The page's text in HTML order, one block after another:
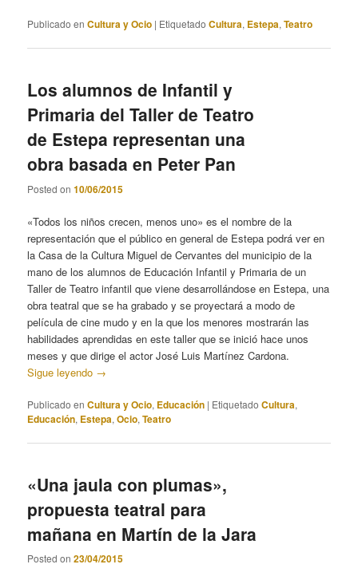
Publicado en Cultura y Ocio | Etiquetado Cultura, Estepa,Teatro
Los alumnos de Infantil y
Primaria del Taller de Teatro
de Estepa representan una
obra basada en Peter Pan
Posted on10/06/2015
«Todos los niños crecen, menos uno» es el nombre de la
representación que el público en general de Estepa podrá ver en
la Casa de la Cultura Miguel de Cervantes del municipio de la
mano de los alumnos de Educación Infantil y Primaria de un
Taller de Teatro infantil que viene desarrollándose en Estepa, una
obra teatral que se ha grabado y se proyectará a modo de
película de cine mudo y en la que los menores mostrarán las
habilidades aprendidas en este taller que se inició hace unos
meses y que dirige el actor José Luis Martínez Cardona.
Sigue leyendo →
Publicado en Cultura y Ocio, Educación | Etiquetado Cultura,
Educación, Estepa,Ocio,Teatro
«Una jaula con plumas»,
propuesta teatral para
mañana en Martín de la Jara
Posted on23/04/2015